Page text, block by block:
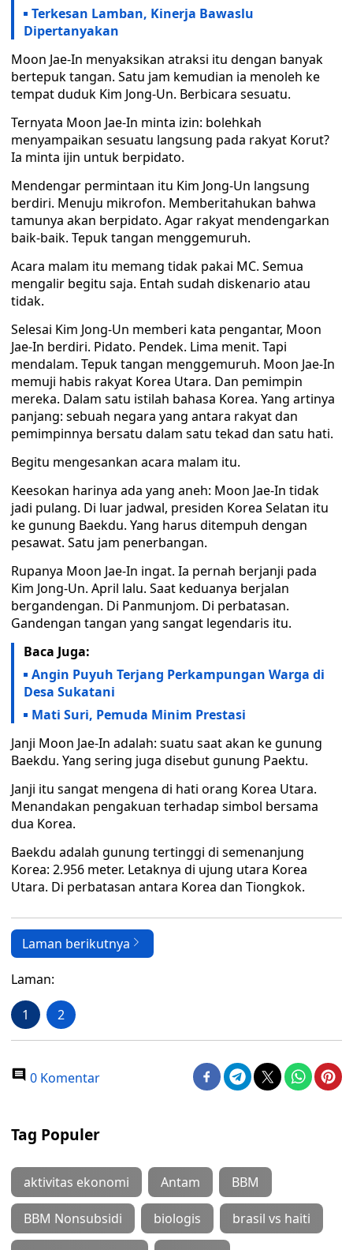
Terkesan Lamban, Kinerja Bawaslu
Dipertanyakan
Moon Jae-In menyaksikan atraksi itu dengan banyak
bertepuk tangan. Satu jam kemudian ia menoleh ke
tempat duduk Kim Jong-Un. Berbicara sesuatu.
Ternyata Moon Jae-In minta izin: bolehkah
menyampaikan sesuatu langsung pada rakyat Korut?
Ia minta ijin untuk berpidato.
Mendengar permintaan itu Kim Jong-Un langsung
berdiri. Menuju mikrofon. Memberitahukan bahwa
tamunya akan berpidato. Agar rakyat mendengarkan
baik-baik. Tepuk tangan menggemuruh.
Acara malam itu memang tidak pakai MC. Semua
mengalir begitu saja. Entah sudah diskenario atau
tidak.
Selesai Kim Jong-Un memberi kata pengantar, Moon
Jae-In berdiri. Pidato. Pendek. Lima menit. Tapi
mendalam. Tepuk tangan menggemuruh. Moon Jae-In
memuji habis rakyat Korea Utara. Dan pemimpin
mereka. Dalam satu istilah bahasa Korea. Yang artinya
panjang: sebuah negara yang antara rakyat dan
pemimpinnya bersatu dalam satu tekad dan satu hati.
Begitu mengesankan acara malam itu.
Keesokan harinya ada yang aneh: Moon Jae-In tidak
jadi pulang. Di luar jadwal, presiden Korea Selatan itu
ke gunung Baekdu. Yang harus ditempuh dengan
pesawat. Satu jam penerbangan.
Rupanya Moon Jae-In ingat. Ia pernah berjanji pada
Kim Jong-Un. April lalu. Saat keduanya berjalan
bergandengan. Di Panmunjom. Di perbatasan.
Gandengan tangan yang sangat legendaris itu.
Baca Juga:
Angin Puyuh Terjang Perkampungan Warga di
Desa Sukatani
Mati Suri, Pemuda Minim Prestasi
Janji Moon Jae-In adalah: suatu saat akan ke gunung
Baekdu. Yang sering juga disebut gunung Paektu.
Janji itu sangat mengena di hati orang Korea Utara.
Menandakan pengakuan terhadap simbol bersama
dua Korea.
Baekdu adalah gunung tertinggi di semenanjung
Korea: 2.956 meter. Letaknya di ujung utara Korea
Utara. Di perbatasan antara Korea dan Tiongkok.
Laman berikutnya
Laman:
1 2
0 Komentar
Tag Populer
aktivitas ekonomi Antam BBM
BBM Nonsubsidi biologis brasil vs haiti